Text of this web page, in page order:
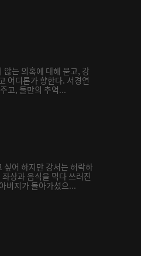
않는 의혹에 대해 묻고, 강
어디론가 향한다. 서경연
고, 둘만의 추억...
싶어 하지만 강서는 허락하
상과 음식을 먹다 쓰러진
버지가 돌아가셨으...